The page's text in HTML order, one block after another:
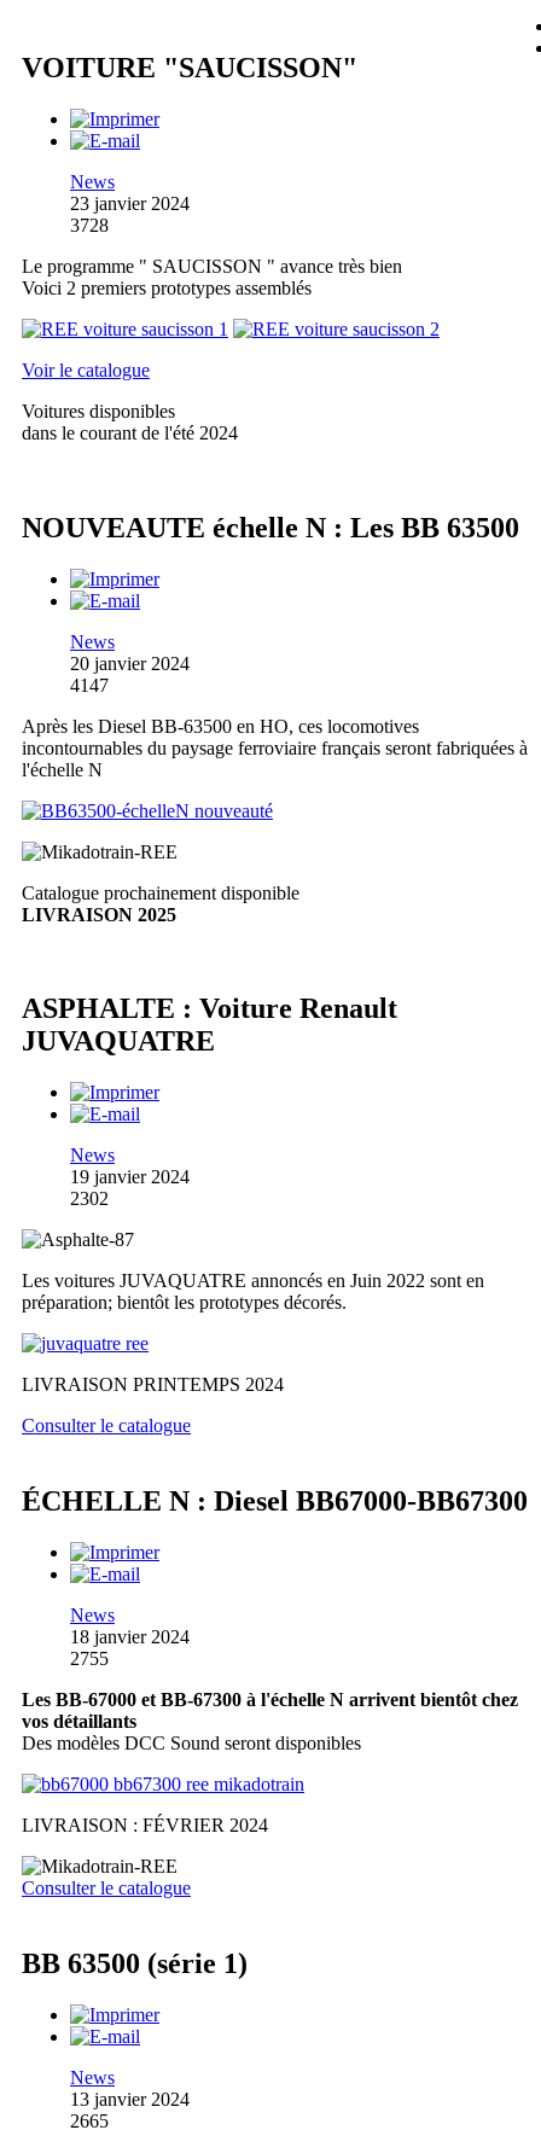
VOITURE "SAUCISSON"
News
23 janvier 2024
3728
Le programme " SAUCISSON " avance très bien
Voici 2 premiers prototypes assemblés
Voir le catalogue
Voitures disponibles
dans le courant de l'été 2024
NOUVEAUTE échelle N : Les BB 63500
News
20 janvier 2024
4147
Après les Diesel BB-63500 en HO, ces locomotives
incontournables du paysage ferroviaire français seront fabriquées à
l'échelle N
Catalogue prochainement disponible
LIVRAISON 2025
ASPHALTE : Voiture Renault
JUVAQUATRE
News
19 janvier 2024
2302
Les voitures JUVAQUATRE annoncés en Juin 2022 sont en
préparation; bientôt les prototypes décorés.
LIVRAISON PRINTEMPS 2024
Consulter le catalogue
ÉCHELLE N : Diesel BB67000-BB67300
News
18 janvier 2024
2755
Les BB-67000 et BB-67300 à l'échelle N arrivent bientôt chez
vos détaillants
Des modèles DCC Sound seront disponibles
LIVRAISON : FÉVRIER 2024
Consulter le catalogue
BB 63500 (série 1)
News
13 janvier 2024
2665